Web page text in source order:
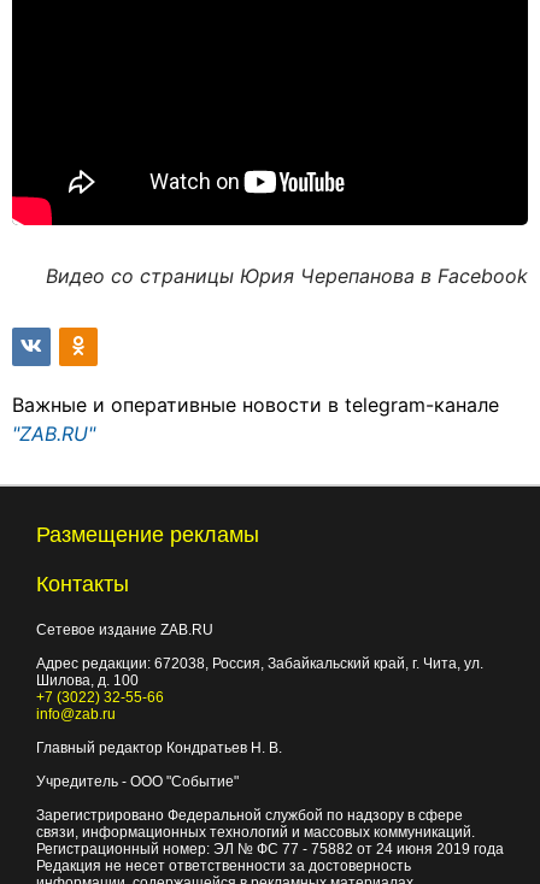
Видео со страницы Юрия Черепанова в Facebook
Важные и оперативные новости в telegram-канале
"ZAB.RU"
Размещение рекламы
Контакты
Сетевое издание ZAB.RU
Адрес редакции: 672038, Россия, Забайкальский край, г. Чита, ул.
Шилова, д. 100
+7 (3022) 32-55-66
info@zab.ru
Главный редактор Кондратьев Н. В.
Учредитель - ООО "Событие"
Зарегистрировано Федеральной службой по надзору в сфере
связи, информационных технологий и массовых коммуникаций.
Регистрационный номер: ЭЛ № ФС 77 - 75882 от 24 июня 2019 года
Редакция не несет ответственности за достоверность